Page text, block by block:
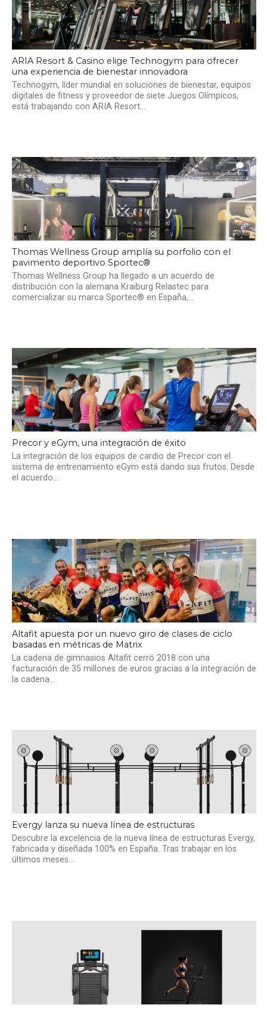
ARIA Resort & Casino elige Technogym para ofrecer
una experiencia de bienestar innovadora
Technogym, líder mundial en soluciones de bienestar, equipos
digitales de fitness y proveedor de siete Juegos Olímpicos,
está trabajando con ARIA Resort...
1
Thomas Wellness Group amplía su porfolio con el
pavimento deportivo Sportec®
Thomas Wellness Group ha llegado a un acuerdo de
distribución con la alemana Kraiburg Relastec para
comercializar su marca Sportec® en España,...
Precor y eGym, una integración de éxito
La integración de los equipos de cardio de Precor con el
sistema de entrenamiento eGym está dando sus frutos. Desde
el acuerdo...
Altafit apuesta por un nuevo giro de clases de ciclo
basadas en métricas de Matrix
La cadena de gimnasios Altafit cerró 2018 con una
facturación de 35 millones de euros gracias a la integración de
la cadena...
Evergy lanza su nueva línea de estructuras
Descubre la excelencia de la nueva línea de estructuras Evergy,
fabricada y diseñada 100% en España. Tras trabajar en los
últimos meses...